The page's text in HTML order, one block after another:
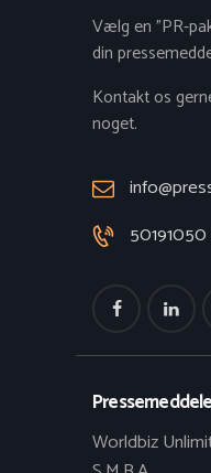
Vælg en "PR-
din
Kontakt os
noget.
50191050
Worldbiz